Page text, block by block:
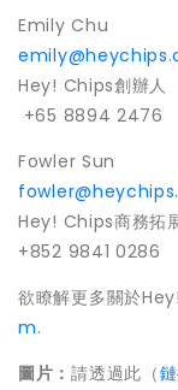
Emily Chu
Hey! Chips創辦人
+65 8894 2476
Fowler Sun
Hey! Chips商務拓
+852 9841 0286
欲瞭解更多關於
m.
圖片：請透過此（